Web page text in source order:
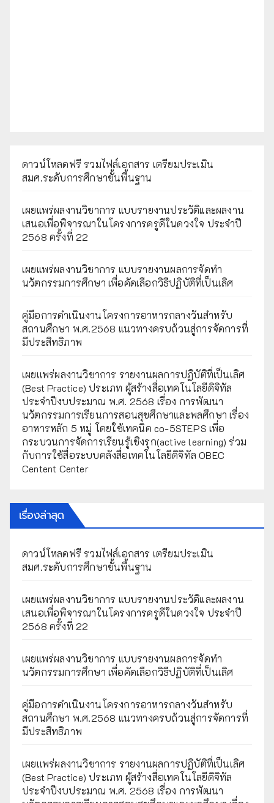
ดาวน์โหลดฟรี รวมไฟล์เอกสาร เตรียมประเมิน
สมศ.ระดับการศึกษาขั้นพื้นฐาน
เผยแพร่ผลงานวิชาการ แบบรายงานประวัติและผลงาน
เสนอเพื่อพิจารณาในโครงการครูดีในดวงใจ ประจำปี
2568 ครั้งที่ 22
เผยแพร่ผลงานวิชาการ แบบรายงานผลการจัดทำ
นวัตกรรมการศึกษา เพื่อคัดเลือกวิธีปฏิบัติที่เป็นเลิศ
คู่มือการดำเนินงานโครงการอาหารกลางวันสำหรับ
สถานศึกษา พ.ศ.2568 แนวทางครบถ้วนสู่การจัดการที่
มีประสิทธิภาพ
เผยเเพร่ผลงานวิชาการ รายงานผลการปฏิบัติที่เป็นเลิศ
(Best Practice) ประเภท ผู้สร้างสื่อเทคโนโลยีดิจิทัล
ประจำปีงบประมาณ พ.ศ. 2568 เรื่อง การพัฒนา
นวัตกรรมการเรียนการสอนสุขศึกษาและพลศึกษา เรื่อง
อาหารหลัก 5 หมู่ โดยใช้เทคนิค co-5STEPS เพื่อ
กระบวนการจัดการเรียนรู้เชิงรุก(active learning) ร่วม
กับการใช้สื่อระบบคลังสื่อเทคโนโลยีดิจิทัล OBEC
Centent Center
เรื่องล่าสุด
ดาวน์โหลดฟรี รวมไฟล์เอกสาร เตรียมประเมิน
สมศ.ระดับการศึกษาขั้นพื้นฐาน
เผยแพร่ผลงานวิชาการ แบบรายงานประวัติและผลงาน
เสนอเพื่อพิจารณาในโครงการครูดีในดวงใจ ประจำปี
2568 ครั้งที่ 22
เผยแพร่ผลงานวิชาการ แบบรายงานผลการจัดทำ
นวัตกรรมการศึกษา เพื่อคัดเลือกวิธีปฏิบัติที่เป็นเลิศ
คู่มือการดำเนินงานโครงการอาหารกลางวันสำหรับ
สถานศึกษา พ.ศ.2568 แนวทางครบถ้วนสู่การจัดการที่
มีประสิทธิภาพ
เผยเเพร่ผลงานวิชาการ รายงานผลการปฏิบัติที่เป็นเลิศ
(Best Practice) ประเภท ผู้สร้างสื่อเทคโนโลยีดิจิทัล
ประจำปีงบประมาณ พ.ศ. 2568 เรื่อง การพัฒนา